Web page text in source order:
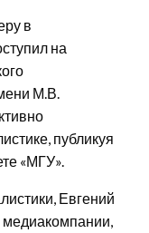
в
на
М.В.
публикуя
«МГУ».
Евгений
медиакомпании,